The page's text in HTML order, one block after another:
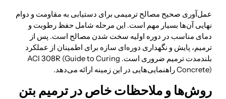
عمل‌آوری صحیح مصالح ترمیمی برای دستیابی به مقاومت و دوام
نهایی آن‌ها بسیار مهم است. این مرحله شامل حفظ رطوبت و
دمای مناسب در دوره اولیه سخت شدن مصالح است. پس از
ترمیم، پایش و نگهداری دوره‌ای سازه برای اطمینان از عملکرد
بلندمدت ترمیم ضروری است. ACI 308R (Guide to Curing
Concrete) راهنمایی‌هایی در این زمینه ارائه می‌دهد.
روش‌ها و ملاحظات خاص در ترمیم بتن